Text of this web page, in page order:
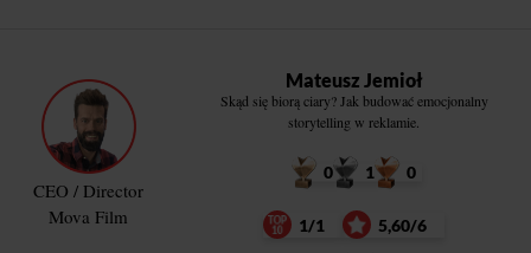
CEO / Director
Mova Film
Mateusz Jemioł
Skąd się biorą ciary? Jak budować emocjonalny
storytelling w reklamie.
0 1 0
1/1 5,60/6